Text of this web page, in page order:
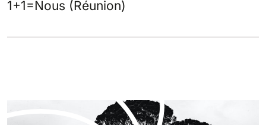
1+1=Nous (Réunion)